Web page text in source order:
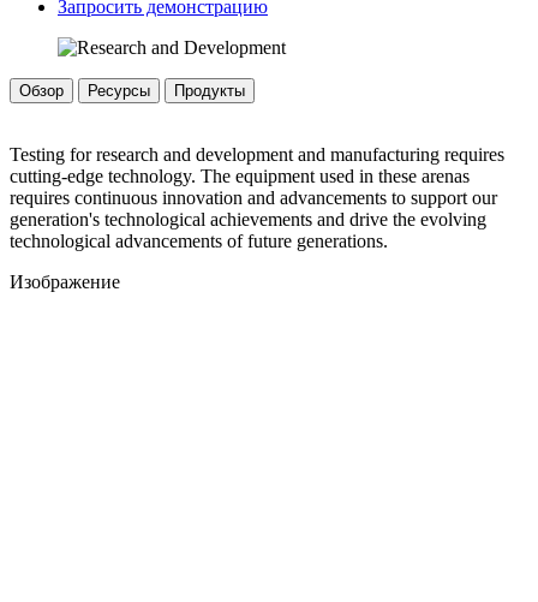
Запросить демонстрацию
Обзор Ресурсы Продукты
Testing for research and development and manufacturing requires
cutting-edge technology. The equipment used in these arenas
requires continuous innovation and advancements to support our
generation's technological achievements and drive the evolving
technological advancements of future generations.
Изображение